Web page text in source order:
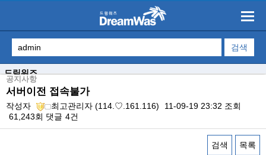
드림워즈
공지사항
서버이전 접속불가
작성자 최고관리자 (114.♡.161.116) 11-09-19 23:32 조회
61,243회 댓글 4건
검색 목록